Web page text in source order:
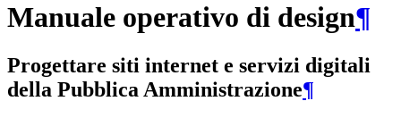
Manuale operativo di design¶
Progettare siti internet e servizi digitali
della Pubblica Amministrazione¶